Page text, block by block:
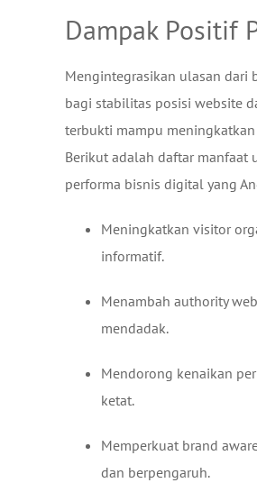
Dampak Positif
Mengintegrasikan ulasan dari
bagi stabilitas posisi website
terbukti mampu
Berikut adalah daftar manfaat
performa bisnis digital yang
Meningkatkan visitor
informatif.
Menambah authority
mendadak.
Mendorong kenaikan
ketat.
Memperkuat brand
dan berpengaruh.